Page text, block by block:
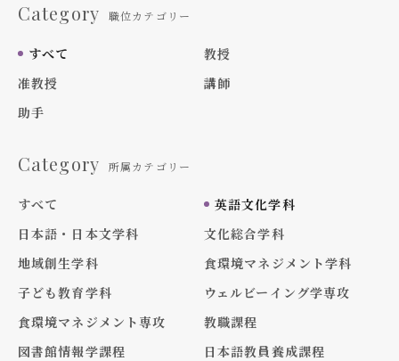
Category 職位カテゴリー
すべて
教授
准教授
講師
助手
Category 所属カテゴリー
すべて
英語文化学科
日本語・日本文学科
文化総合学科
地域創生学科
食環境マネジメント学科
子ども教育学科
ウェルビーイング学専攻
食環境マネジメント専攻
教職課程
図書館情報学課程
日本語教員養成課程